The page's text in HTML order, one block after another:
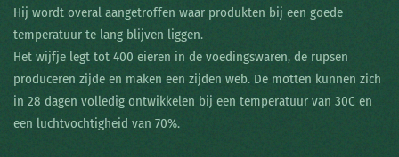
Hij wordt overal aangetroffen waar produkten bij een goede
temperatuur te lang blijven liggen.
Het wijfje legt tot 400 eieren in de voedingswaren, de rupsen
produceren zijde en maken een zijden web. De motten kunnen zich
in 28 dagen volledig ontwikkelen bij een temperatuur van 30C en
een luchtvochtigheid van 70%.